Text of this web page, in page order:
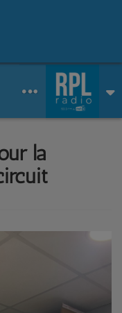
Voice Pianist
la